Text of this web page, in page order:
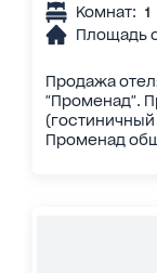
Комнат: 1
Площадь
Продажа
"Променад".
Променад